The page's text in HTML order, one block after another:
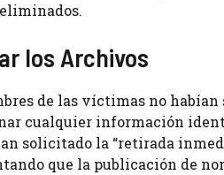
los Archivos
de las víctimas no
cualquier información
solicitado la “retirada
que la publicación de